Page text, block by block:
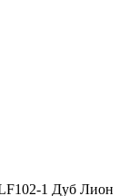
1 Дуб Лион